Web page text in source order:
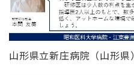
山形県立新庄病院（山形県）